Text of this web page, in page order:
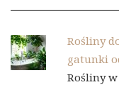
Rośliny
gatunki
Rośliny